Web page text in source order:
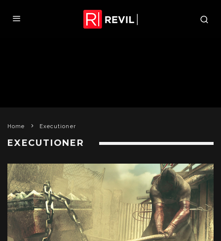
Home Executioner
EXECUTIONER